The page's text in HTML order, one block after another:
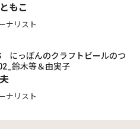
もこ
ナリスト
にっぽんのクラフトビールのつ
鈴木等＆由実子
ナリスト